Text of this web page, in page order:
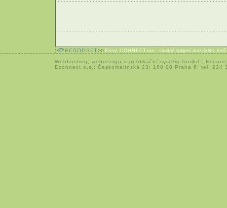
Easy CONNECTion - snadné spojení mezi lidmi,
Webhosting webdesign a publikační systém Toolkit -
Econnect,o.s.; Českomalínská 23; 160 00 Praha 6; tel: 224